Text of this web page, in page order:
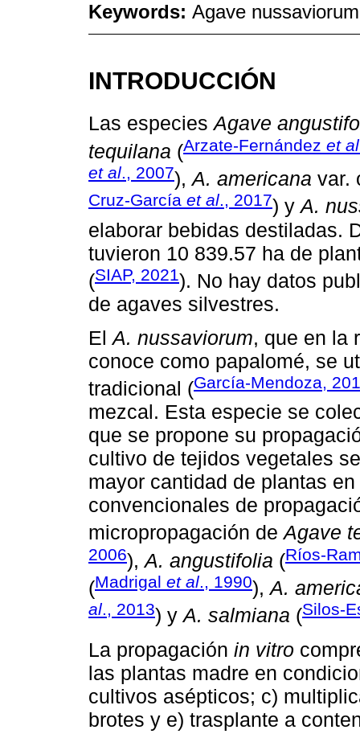
Keywords: Agave
INTRODUCCIÓN
Las especiesAgave
tequilana (Arzate-Fernández et al
et al., 2007),A. americana var.
Cruz-García et al., 2017) yA.
elaborar bebidas destiladas.
tuvieron 10 839.57 ha de
(SIAP, 2021). No hay datos
de agaves silvestres.
ElA. nussaviorum, que en la
conoce como papalomé, se
tradicional (García-Mendoza,
mezcal. Esta especie se
que se propone su
cultivo de tejidos vegetales
mayor cantidad de plantas
convencionales de
micropropagación deAgave
2006),A. angustifolia (Ríos-
(Madrigal et al., 1990),A.
al., 2013) yA. salmiana (Silos-
La propagación in vitro
las plantas madre en
cultivos asépticos; c)
brotes y e) trasplante a